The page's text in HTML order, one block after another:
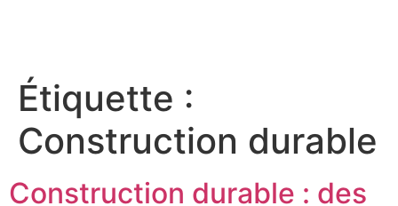
Étiquette :
Construction durable
Construction durable : des